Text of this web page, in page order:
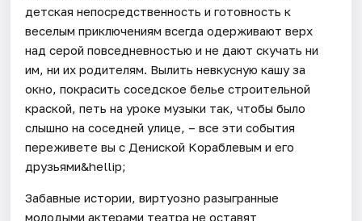
детская непосредственность и готовность к
веселым приключениям всегда одерживают верх
над серой повседневностью и не дают скучать ни
им, ни их родителям. Вылить невкусную кашу за
окно, покрасить соседское белье строительной
краской, петь на уроке музыки так, чтобы было
слышно на соседней улице, – все эти события
переживете вы с Дениской Кораблевым и его
друзьями&hellip;
Забавные истории, виртуозно разыгранные
молодыми актерами театра не оставят